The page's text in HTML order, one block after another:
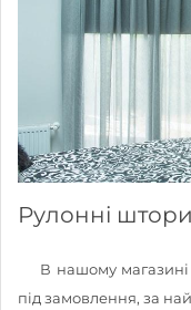
Рулонні
В нашому
під замовлення, за